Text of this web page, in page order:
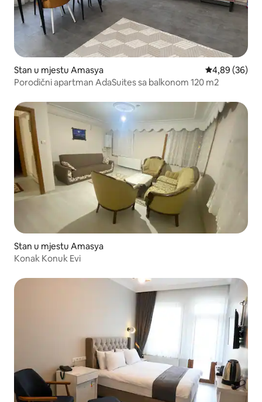
Stan u mjestu Amasya prosječna
4,89 (36)
Porodični apartman AdaSuites sa balkonom 120 m2
Stan u mjestu Amasya
Konak Konuk Evi